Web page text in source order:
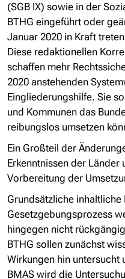
(SGB IX) sowie in der
BTHG eingeführt oder
Januar 2020 in Kraft
Diese redaktionellen
schaffen mehr
2020 anstehenden
Eingliederungshilfe. Sie
und Kommunen das
reibungslos umsetzen
Ein Großteil der
Erkenntnissen der Länder
Vorbereitung der
Grundsätzliche inhaltliche
Gesetzgebungsprozess
hingegen nicht
BTHG sollen zunächst
Wirkungen hin
BMAS wird die